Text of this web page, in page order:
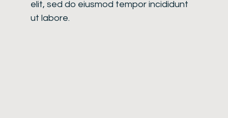
elit, sed do eiusmod tempor incididunt
ut labore.